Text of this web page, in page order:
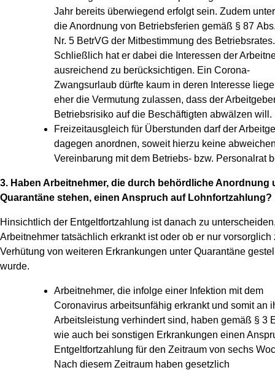
Jahr bereits überwiegend erfolgt sein. Zudem
die Anordnung von Betriebsferien gemäß § 87
Nr. 5 BetrVG der Mitbestimmung des Betriebsrates.
Schließlich hat er dabei die Interessen der
ausreichend zu berücksichtigen. Ein Corona-
Zwangsurlaub dürfte kaum in deren Interesse
eher die Vermutung zulassen, dass der
Betriebsrisiko auf die Beschäftigten abwälzen will.
Freizeitausgleich für Überstunden darf der
dagegen anordnen, soweit hierzu keine
Vereinbarung mit dem Betriebs- bzw. Personalrat
3. Haben Arbeitnehmer, die durch behördliche Anordnung
Quarantäne stehen, einen Anspruch auf Lohnfortzahlung?
Hinsichtlich der Entgeltfortzahlung ist danach zu
Arbeitnehmer tatsächlich erkrankt ist oder ob er nur vorsorglich
Verhütung von weiteren Erkrankungen unter Quarantäne
wurde.
Arbeitnehmer, die infolge einer Infektion mit dem
Coronavirus arbeitsunfähig erkrankt und somit an
Arbeitsleistung verhindert sind, haben gemäß § 3
wie auch bei sonstigen Erkrankungen einen
Entgeltfortzahlung für den Zeitraum von sechs
Nach diesem Zeitraum haben gesetzlich